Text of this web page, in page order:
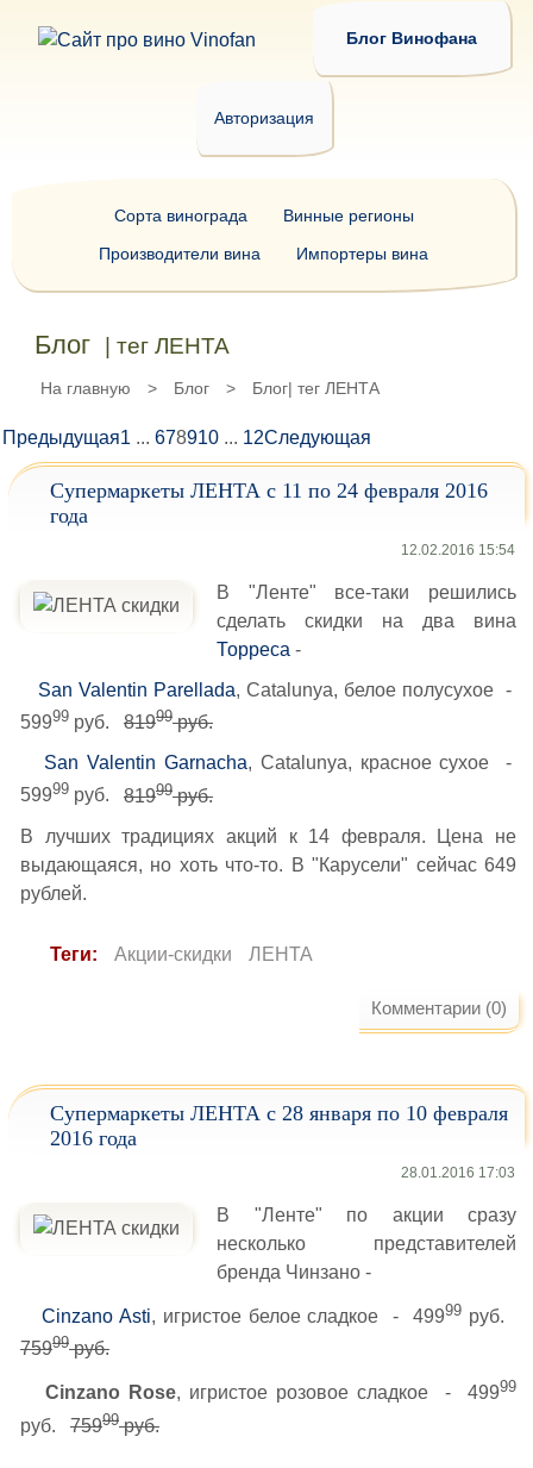
Блог Винофана
Авторизация
Блог | тег ЛЕНТА
На главную > Блог > Блог| тег ЛЕНТА
Предыдущая1 ... 678910 ... 12Следующая
Супермаркеты ЛЕНТА с 11 по 24 февраля 2016
года
12.02.2016 15:54
В "Ленте" все-таки решились
сделать скидки на два вина
Торреса -
San Valentin Parellada, Catalunya, белое полусухое -
59999 руб. 81999руб.
San Valentin Garnacha, Catalunya, красное сухое -
59999 руб. 81999руб.
В лучших традициях акций к 14 февраля. Цена не
выдающаяся, но хоть что-то. В "Карусели" сейчас 649
рублей.
Теги: Акции-скидки ЛЕНТА
Комментарии (0)
Супермаркеты ЛЕНТА с 28 января по 10 февраля
2016 года
28.01.2016 17:03
В "Ленте" по акции сразу
несколько представителей
бренда Чинзано -
Cinzano Asti, игристое белое сладкое - 49999 руб.
75999руб.
Cinzano Rose, игристое розовое сладкое - 49999
руб. 75999руб.
Сорта винограда
Винные регионы
Производители вина
Импортеры вина